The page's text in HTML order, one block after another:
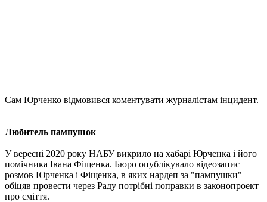
Сам Юрченко відмовився коментувати журналістам інцидент.
Любитель пампушок
У вересні 2020 року НАБУ викрило на хабарі Юрченка і його
помічника Івана Фіщенка. Бюро опублікувало відеозапис
розмов Юрченка і Фіщенка, в яких нардеп за "пампушки"
обіцяв провести через Раду потрібні поправки в законопроект
про сміття.